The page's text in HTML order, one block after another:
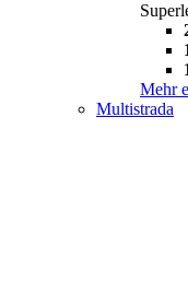
Mehr
Multistrada